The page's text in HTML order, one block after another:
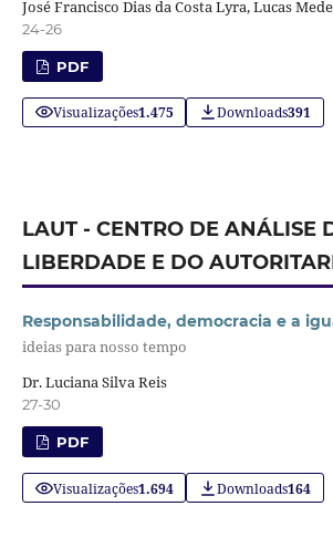
José Francisco Dias da Costa Lyra, Lucas
24-26
PDF
Visualizações1.475 Downloads391
LAUT - CENTRO DE ANÁLISE
LIBERDADE E DO
Responsabilidade, democracia e a
ideias para nosso tempo
Dr. Luciana Silva Reis
27-30
PDF
Visualizações1.694 Downloads164